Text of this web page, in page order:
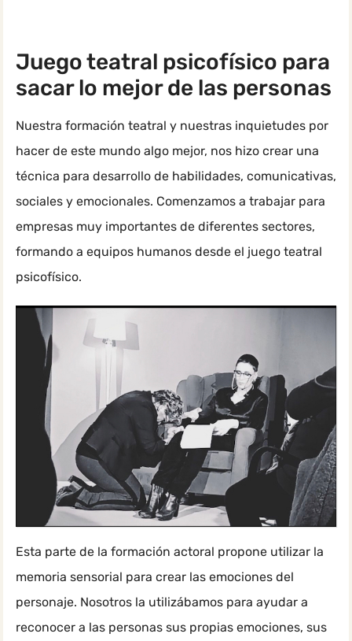
Juego teatral psicofísico para
sacar lo mejor de las personas
Nuestra formación teatral y nuestras inquietudes por
hacer de este mundo algo mejor, nos hizo crear una
técnica para desarrollo de habilidades, comunicativas,
sociales y emocionales. Comenzamos a trabajar para
empresas muy importantes de diferentes sectores,
formando a equipos humanos desde el juego teatral
psicofísico.
Esta parte de la formación actoral propone utilizar la
memoria sensorial para crear las emociones del
personaje. Nosotros la utilizábamos para ayudar a
reconocer a las personas sus propias emociones, sus